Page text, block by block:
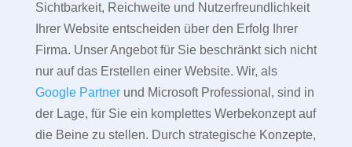
Sichtbarkeit, Reichweite und Nutzerfreundlichkeit
Ihrer Website entscheiden über den Erfolg Ihrer
Firma. Unser Angebot für Sie beschränkt sich nicht
nur auf das Erstellen einer Website. Wir, als
Google Partnerund Microsoft Professional, sind in
der Lage, für Sie ein komplettes Werbekonzept auf
die Beine zu stellen. Durch strategische Konzepte,